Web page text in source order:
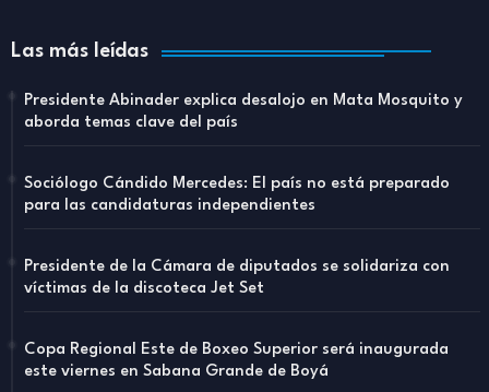
Las más leídas
Presidente Abinader explica desalojo en Mata Mosquito y
aborda temas clave del país
Sociólogo Cándido Mercedes: El país no está preparado
para las candidaturas independientes
Presidente de la Cámara de diputados se solidariza con
víctimas de la discoteca Jet Set
Copa Regional Este de Boxeo Superior será inaugurada
este viernes en Sabana Grande de Boyá